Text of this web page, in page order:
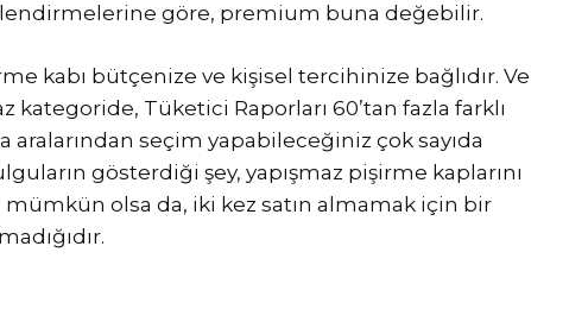
göre, premium buna değebilir.
kabı bütçenize ve kişisel tercihinize bağlıdır. Ve
kategoride, Tüketici Raporları 60’tan fazla farklı
aralarından seçim yapabileceğiniz çok sayıda
gösterdiği şey, yapışmaz pişirme kaplarını
olsa da, iki kez satın almamak için bir